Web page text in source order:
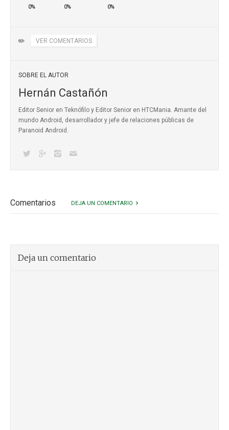
0%
0%
0%
✏️ VER COMENTARIOS
SOBRE EL AUTOR
Hernán Castañón
Editor Senior en Teknófilo y Editor Senior en HTCMania. Amante del
mundo Android, desarrollador y jefe de relaciones públicas de
Paranoid Android.
Comentarios DEJA UN COMENTARIO
Deja un comentario